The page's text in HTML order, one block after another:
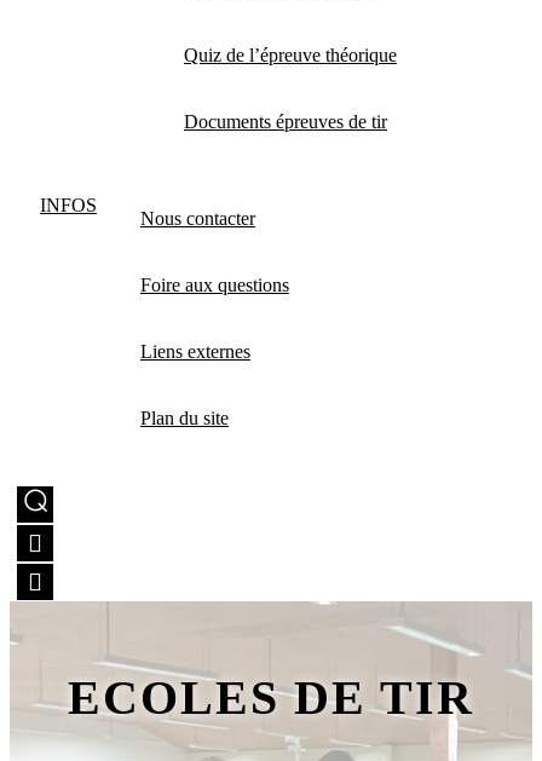
Quiz de l’épreuve théorique
Documents épreuves de tir
INFOS
Nous contacter
Foire aux questions
Liens externes
Plan du site
ECOLES DE TIR